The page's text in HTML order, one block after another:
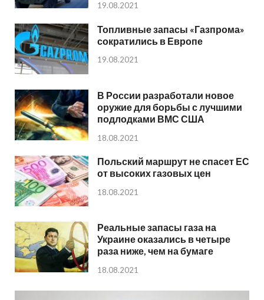
19.08.2021
Топливные запасы «Газпрома»
сократились в Европе
19.08.2021
В России разработали новое
оружие для борьбы с лучшими
подлодками ВМС США
18.08.2021
Польский маршрут не спасет ЕС
от высоких газовых цен
18.08.2021
Реальные запасы газа на
Украине оказались в четыре
раза ниже, чем на бумаге
18.08.2021